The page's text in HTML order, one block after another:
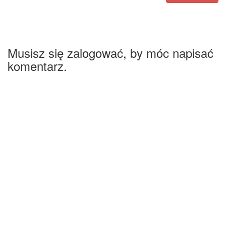
Musisz się zalogować, by móc napisać
komentarz.